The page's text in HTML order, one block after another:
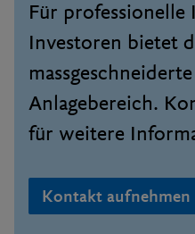
Für
Investoren bietet
Anlagebereich.
für weitere
Kontakt aufnehmen